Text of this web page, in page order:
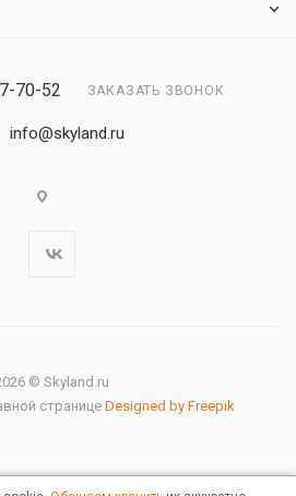
70-52 ЗАКАЗАТЬ ЗВОНОК
info@skyland.ru
© Skyland.ru
странице Designed by Freepik